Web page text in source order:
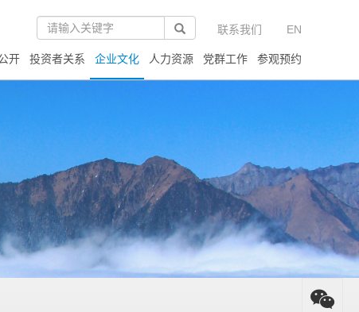
联系我们 EN
开 投资者关系 企业文化 人力资源 党群工作 参观预约
